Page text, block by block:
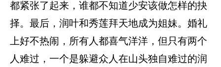
都紧张了起来，谁都不知道少安该做怎样的抉
择。最后，润叶和秀莲拜天地成为姐妹。婚礼
上好不热闹，所有人都喜气洋洋，但只有两个
人难过，一个是躲避众人在山头独自难过的润